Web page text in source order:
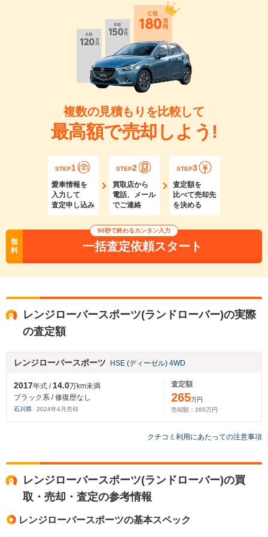
複数の見積もりを比較して
最高額で売却しよう!
STEP1
愛車情報を
入力して
査定申し込み
STEP2
買取店から
電話、メール
でご連絡
STEP3
査定額を
比べて売却先
を決める
無
料
90秒で終わるカンタン入力
一括査定依頼スタート
レンジローバースポーツ(ランドローバー)の実際
の査定額
レンジローバースポーツ HSE (ディーゼル) 4WD
2017年式 /14.0万km未満
ブラック系 / 修復歴なし
石川県 2024年4月売却
査定額
265万円
売却額： 265万円
クチコミ利用にあたっての注意事項
レンジローバースポーツ(ランドローバー)の買
取・売却・査定の参考情報
レンジローバースポーツの基本スペック